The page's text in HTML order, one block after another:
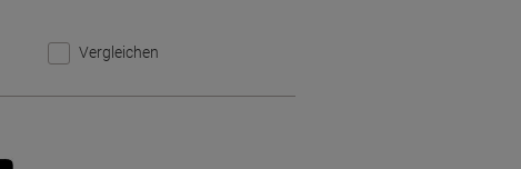
Vergleichen